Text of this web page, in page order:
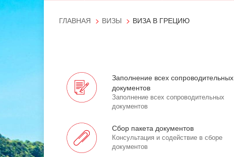
ГЛАВНАЯ ВИЗЫ ВИЗА В ГРЕЦИЮ
Заполнение всех сопроводительных
документов
Заполнение всех сопроводительных
документов
Сбор пакета документов
Консультация и содействие в сборе
документов